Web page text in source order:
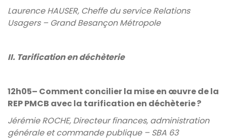
Laurence HAUSER, Cheffe du service Relations
Usagers – Grand Besançon Métropole
II. Tarification en déchèterie
12h05– Comment concilier la mise en œuvre de la
REP PMCB avec la tarification en déchèterie ?
Jérémie ROCHE, Directeur finances, administration
générale et commande publique – SBA 63